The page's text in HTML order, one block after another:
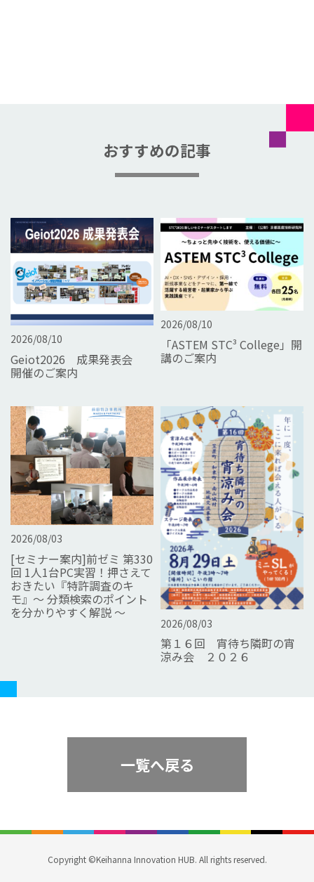
おすすめの記事
2026/08/10
Geiot2026 成果発表会
開催のご案内
2026/08/10
「ASTEM STC³ College」開
講のご案内
2026/08/03
[セミナー案内]前ゼミ 第330
回 1人1台PC実習！押さえて
おきたい『特許調査のキ
モ』～ 分類検索のポイント
を分かりやすく解説 ～
2026/08/03
第１６回 宵待ち隣町の宵
涼み会 ２０２６
一覧へ戻る
Copyright ©Keihanna Innovation HUB. All rights reserved.